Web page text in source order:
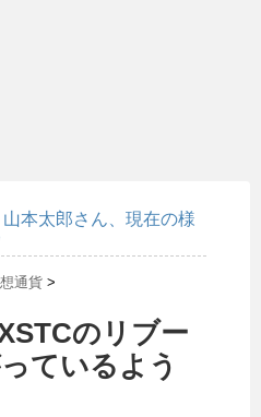
本太郎さん、現在の様
通貨 >
のリブー
ているよう